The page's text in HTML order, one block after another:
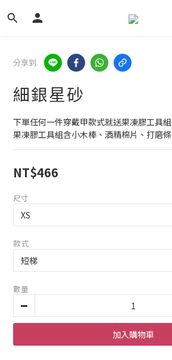
分享到
細銀星砂
下單任何一件穿戴甲款式就送果凍膠工具組
果凍膠工具組含小木棒、酒精棉片、打磨
NT$466
尺寸
款式
數量
加入購物車